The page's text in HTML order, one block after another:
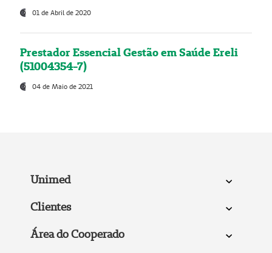
01 de Abril de 2020
Prestador Essencial Gestão em Saúde Ereli
(51004354-7)
04 de Maio de 2021
Unimed
Clientes
Área do Cooperado